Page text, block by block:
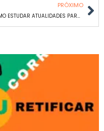
PRÓXIMO
COMO ESTUDAR ATUALIDADES PARA CONCURSO PÚBLICO COM EFICIÊNCIA